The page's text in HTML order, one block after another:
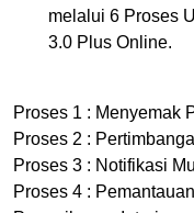
melalui 6 Proses
3.0 Plus Online.
Proses 1 : Menyemak
Proses 2 :
Proses 3 : Notifikasi
Proses 4 :